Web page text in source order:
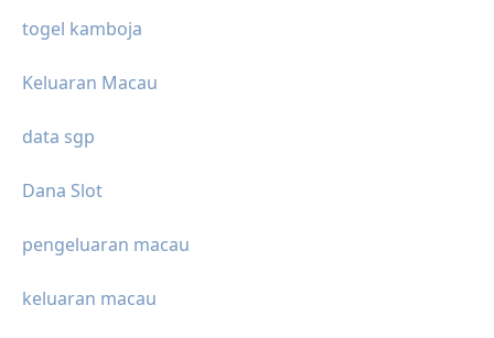
togel kamboja
Keluaran Macau
data sgp
Dana Slot
pengeluaran macau
keluaran macau